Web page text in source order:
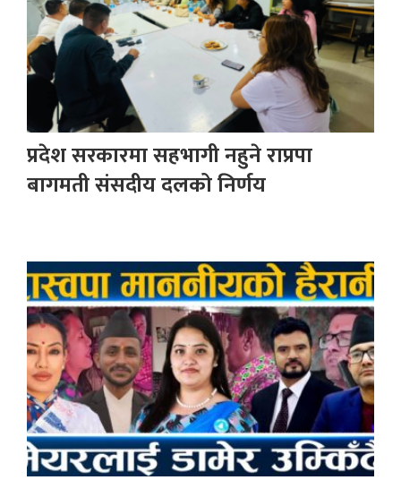
प्रदेश सरकारमा सहभागी नहुने राप्रपा
बागमती संसदीय दलको निर्णय